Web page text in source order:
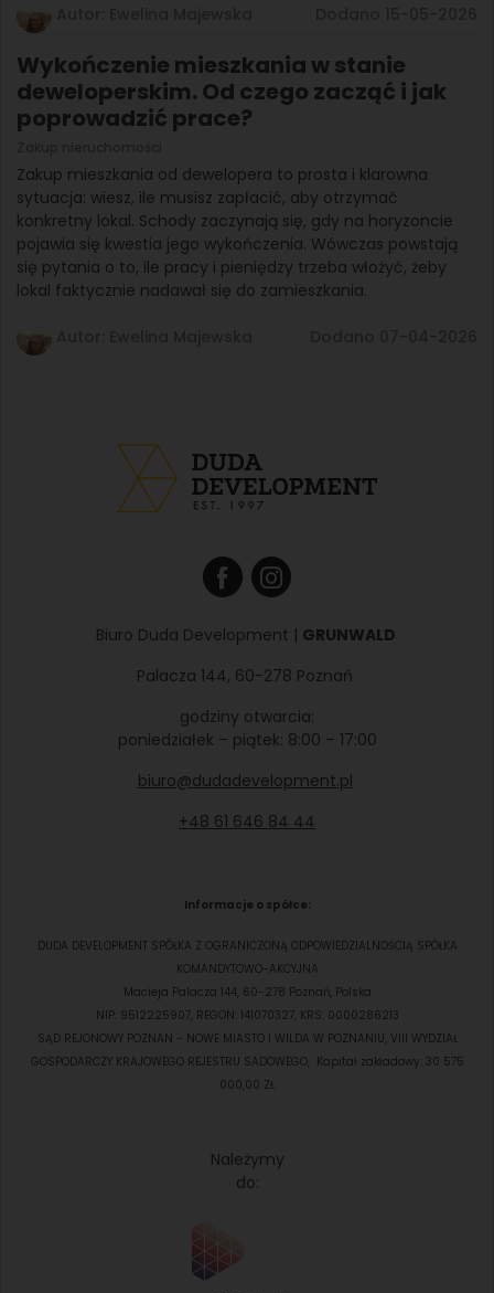
Wykończenie mieszkania w stanie
deweloperskim. Od czego zacząć i jak
poprowadzić prace?
Zakup mieszkania od dewelopera to prosta i klarowna
sytuacja: wiesz, ile musisz zapłacić, aby otrzymać
konkretny lokal. Schody zaczynają się, gdy na horyzoncie
pojawia się kwestia jego wykończenia. Wówczas powstają
się pytania o to, ile pracy i pieniędzy trzeba włożyć, żeby
lokal faktycznie nadawał się do zamieszkania.
Biuro Duda Development | GRUNWALD
Palacza 144, 60-278 Poznań
godziny otwarcia:
poniedziałek – piątek: 8:00 – 17:00
biuro@dudadevelopment.pl
+48 61 646 84 44
Informacje o spółce:
DUDA DEVELOPMENT SPÓŁKA Z OGRANICZONĄ ODPOWIEDZIALNOŚCIĄ SPÓŁKA
KOMANDYTOWO-AKCYJNA
Macieja Palacza 144, 60-278 Poznań, Polska
NIP: 9512225907, REGON: 141070327, KRS: 0000286213
SĄD REJONOWY POZNAN - NOWE MIASTO I WILDA W POZNANIU, VIII WYDZIAŁ
GOSPODARCZY KRAJOWEGO REJESTRU SADOWEGO, Kapitał zakładowy: 30 575
000,00 ZŁ
Należymy
do: